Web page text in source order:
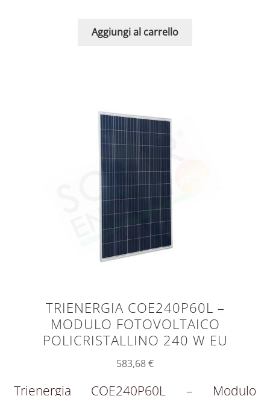
Aggiungi al carrello
TRIENERGIA COE240P60L –
MODULO FOTOVOLTAICO
POLICRISTALLINO 240 W EU
583,68€
Trienergia COE240P60L – Modulo